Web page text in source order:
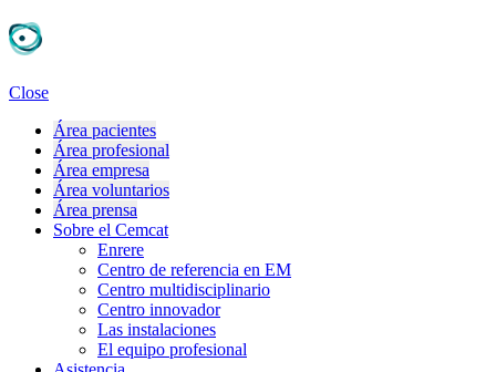
Close
Área pacientes
Área profesional
Área empresa
Área voluntarios
Área prensa
Sobre el Cemcat
Enrere
Centro de referencia en EM
Centro multidisciplinario
Centro innovador
Las instalaciones
El equipo profesional